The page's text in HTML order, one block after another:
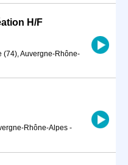
H/F
(74), Auvergne-Rhône-
Rhône-Alpes -